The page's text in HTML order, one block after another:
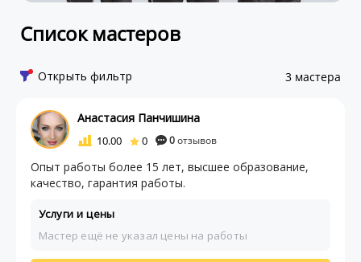
Список мастеров
Открыть фильтр 3 мастера
Анастасия Панчишина
10.00 0 0отзывов
Опыт работы более 15 лет, высшее образование,
качество, гарантия работы.
Услуги и цены
Мастер ещё не указал цены на работы